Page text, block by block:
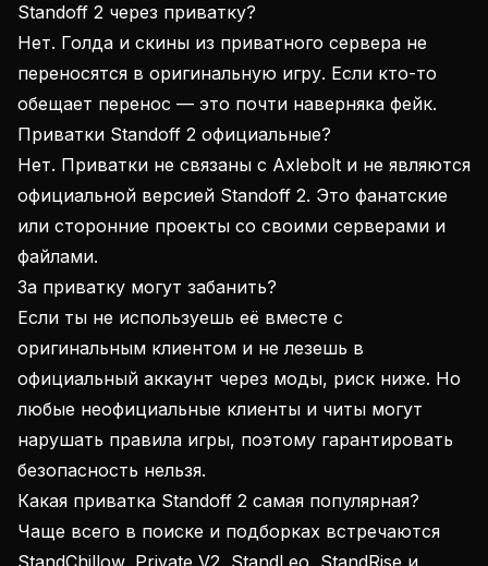
Standoff 2 через приватку?
Нет. Голда и скины из приватного сервера не
переносятся в оригинальную игру. Если кто-то
обещает перенос — это почти наверняка фейк.
Приватки Standoff 2 официальные?
Нет. Приватки не связаны с Axlebolt и не являются
официальной версией Standoff 2. Это фанатские
или сторонние проекты со своими серверами и
файлами.
За приватку могут забанить?
Если ты не используешь её вместе с
оригинальным клиентом и не лезешь в
официальный аккаунт через моды, риск ниже. Но
любые неофициальные клиенты и читы могут
нарушать правила игры, поэтому гарантировать
безопасность нельзя.
Какая приватка Standoff 2 самая популярная?
Чаще всего в поиске и подборках встречаются
StandChillow, Private V2, StandLeo, StandRise и